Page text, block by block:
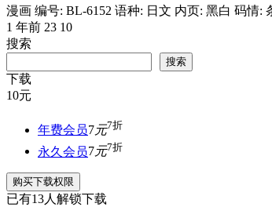
漫画 编号: BL-6152 语种: 日文 内页: 黑白 码情:
1 年前 23 10
搜索
搜索
下载
10元
年费会员7元7折
永久会员7元7折
购买下载权限
已有13人解锁下载